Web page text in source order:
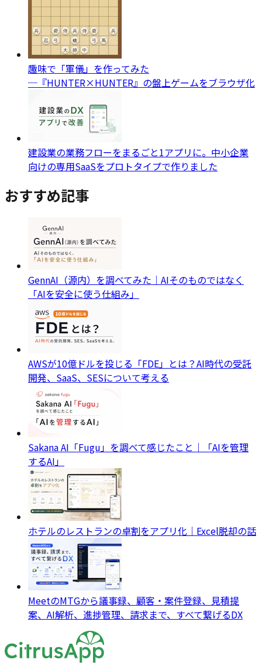
趣味で「軍儀」を作ってみた
─『HUNTER×HUNTER』の盤上ゲームをブラウザ化
建設業の業務フローをまるごと1アプリに。中小企業
向けの専用SaaSをプロトタイプで作りました
おすすめ記事
GennAI（源内）を調べてみた｜AIそのものではなく
「AIを安全に使う仕組み」
AWSが10億ドルを投じる「FDE」とは？AI時代の受託
開発、SaaS、SESについて考える
Sakana AI「Fugu」を調べて感じたこと｜「AIを管理
するAI」
ホテルのレストランの卓割をアプリ化｜Excel脱却の話
MeetのMTGから議事録、顧客・案件登録、見積提
案、AI解析、進捗管理、請求まで、すべて繋げるDX